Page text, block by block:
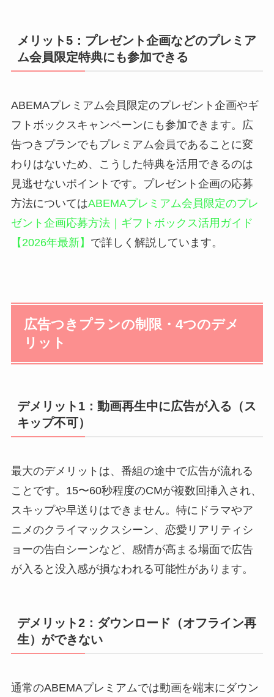
メリット5：プレゼント企画などのプレミア
ム会員限定特典にも参加できる
ABEMAプレミアム会員限定のプレゼント企画やギ
フトボックスキャンペーンにも参加できます。広
告つきプランでもプレミアム会員であることに変
わりはないため、こうした特典を活用できるのは
見逃せないポイントです。プレゼント企画の応募
方法についてはABEMAプレミアム会員限定のプレ
ゼント企画応募方法｜ギフトボックス活用ガイド
【2026年最新】 で詳しく解説しています。
広告つきプランの制限・4つのデメ
リット
デメリット1：動画再生中に広告が入る（ス
キップ不可）
最大のデメリットは、番組の途中で広告が流れる
ことです。15〜60秒程度のCMが複数回挿入され、
スキップや早送りはできません。特にドラマやア
ニメのクライマックスシーン、恋愛リアリティシ
ョーの告白シーンなど、感情が高まる場面で広告
が入ると没入感が損なわれる可能性があります。
デメリット2：ダウンロード（オフライン再
生）ができない
通常のABEMAプレミアムでは動画を端末にダウン